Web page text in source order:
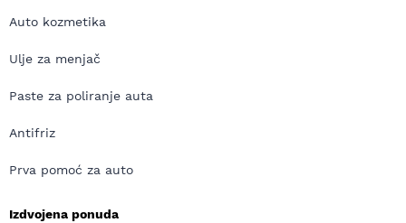
Auto kozmetika
Ulje za menjač
Paste za poliranje auta
Antifriz
Prva pomoć za auto
Izdvojena ponuda